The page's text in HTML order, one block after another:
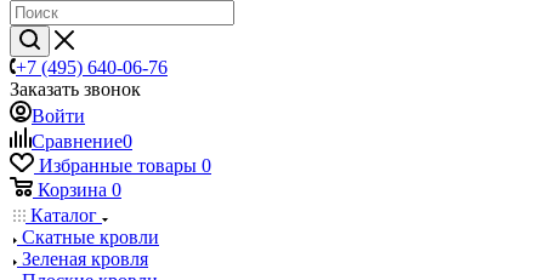
+7 (495) 640-06-76
Заказать звонок
Войти
Сравнение0
Избранные товары 0
Корзина 0
Каталог
Скатные кровли
Зеленая кровля